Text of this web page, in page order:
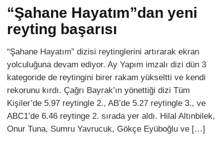
“Şahane Hayatım”dan yeni
reyting başarısı
“Şahane Hayatım” dizisi reytinglerini artırarak ekran
yolculuğuna devam ediyor. Ay Yapım imzalı dizi dün 3
kategoride de reytingini birer rakam yükseltti ve kendi
rekorunu kırdı. Çağrı Bayrak’ın yönettiği dizi Tüm
Kişiler’de 5.97 reytingle 2., AB’de 5.27 reytingle 3., ve
ABC1’de 6.46 reytinge 2. sırada yer aldı. Hilal Altınbilek,
Onur Tuna, Sumru Yavrucuk, Gökçe Eyüboğlu ve […]